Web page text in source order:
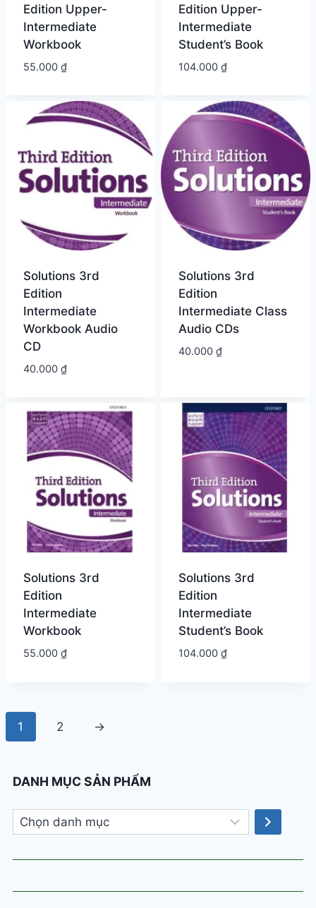
Edition Upper-
Intermediate
Workbook
55.000 ₫
Edition Upper-
Intermediate
Student’s Book
104.000 ₫
Solutions 3rd
Edition
Intermediate
Workbook Audio
CD
40.000 ₫
Solutions 3rd
Edition
Intermediate Class
Audio CDs
40.000 ₫
Solutions 3rd
Edition
Intermediate
Workbook
55.000 ₫
Solutions 3rd
Edition
Intermediate
Student’s Book
104.000 ₫
1 2 →
DANH MỤC SẢN PHẨM
Chọn
danh
mục